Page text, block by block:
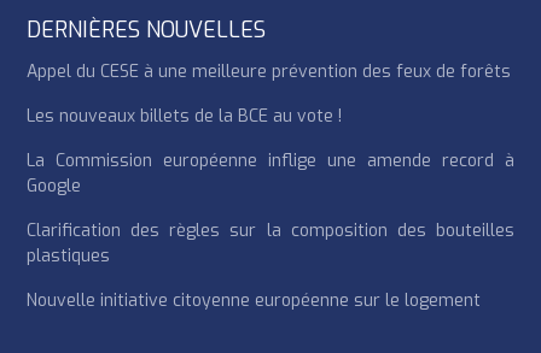
DERNIÈRES NOUVELLES
Appel du CESE à une meilleure prévention des feux de forêts
Les nouveaux billets de la BCE au vote !
La Commission européenne inflige une amende record à
Google
Clarification des règles sur la composition des bouteilles
plastiques
Nouvelle initiative citoyenne européenne sur le logement